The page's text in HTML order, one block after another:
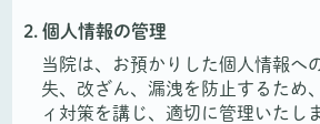
2. 個人情報の管理
当院は、お預かりした個人情報へ
失、改ざん、漏洩を防止するため
ィ対策を講じ、適切に管理いたし